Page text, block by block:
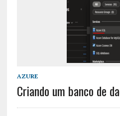
AZURE
Criando um banco de